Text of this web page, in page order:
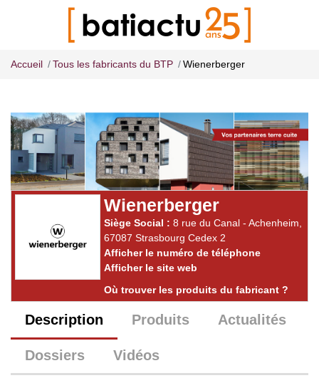
Accueil Tous les fabricants du BTP Wienerberger
Wienerberger
Siège Social : 8 rue du Canal - Achenheim
67087 Strasbourg Cedex 2
Afficher le numéro de téléphone
Afficher le site web
Où trouver les produits du fabricant ?
Description Produits Actualités
Dossiers Vidéos